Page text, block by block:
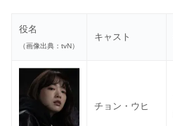
役名
（画像出典：tvN）
キャスト
チョン・ウヒ